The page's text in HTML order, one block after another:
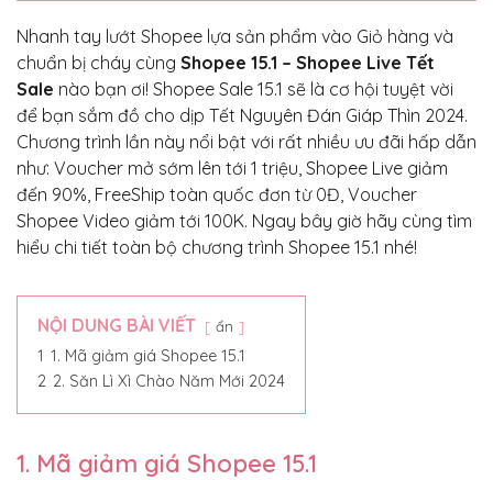
Nhanh tay lướt Shopee lựa sản phẩm vào Giỏ hàng và
chuẩn bị cháy cùng Shopee 15.1 – Shopee Live Tết
Sale nào bạn ơi! Shopee Sale 15.1 sẽ là cơ hội tuyệt vời
để bạn sắm đồ cho dịp Tết Nguyên Đán Giáp Thìn 2024.
Chương trình lần này nổi bật với rất nhiều ưu đãi hấp dẫn
như: Voucher mở sớm lên tới 1 triệu, Shopee Live giảm
đến 90%, FreeShip toàn quốc đơn từ 0Đ, Voucher
Shopee Video giảm tới 100K. Ngay bây giờ hãy cùng tìm
hiểu chi tiết toàn bộ chương trình Shopee 15.1 nhé!
NỘI DUNG BÀI VIẾT ẩn
1 1. Mã giảm giá Shopee 15.1
2 2. Săn Lì Xì Chào Năm Mới 2024
1. Mã giảm giá Shopee 15.1